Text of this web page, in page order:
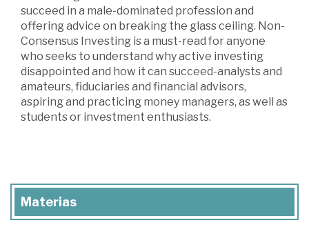
succeed in a male-dominated profession and
offering advice on breaking the glass ceiling. Non-
Consensus Investing is a must-read for anyone
who seeks to understand why active investing
disappointed and how it can succeed-analysts and
amateurs, fiduciaries and financial advisors,
aspiring and practicing money managers, as well as
students or investment enthusiasts.
Materias